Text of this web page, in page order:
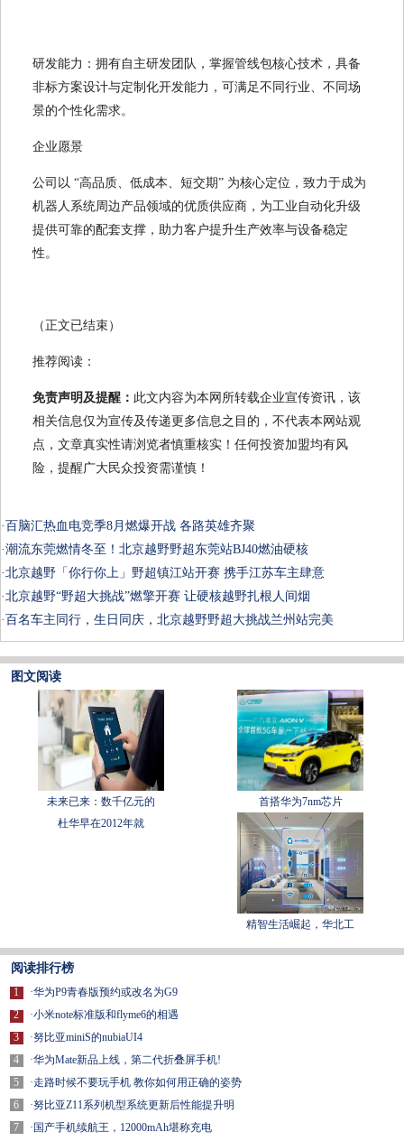
研发能力：拥有自主研发团队，掌握管线包核心技术，具备
非标方案设计与定制化开发能力，可满足不同行业、不同场
景的个性化需求。
企业愿景
公司以 “高品质、低成本、短交期” 为核心定位，致力于成为
机器人系统周边产品领域的优质供应商，为工业自动化升级
提供可靠的配套支撑，助力客户提升生产效率与设备稳定
性。
（正文已结束）
推荐阅读：
免责声明及提醒： 此文内容为本网所转载企业宣传资讯，该
相关信息仅为宣传及传递更多信息之目的，不代表本网站观
点，文章真实性请浏览者慎重核实！任何投资加盟均有风
险，提醒广大民众投资需谨慎！
·百脑汇热血电竞季8月燃爆开战 各路英雄齐聚
·潮流东莞燃情冬至！北京越野野超东莞站BJ40燃油硬核
·北京越野「你行你上」野超镇江站开赛 携手江苏车主肆意
·北京越野“野超大挑战”燃擎开赛 让硬核越野扎根人间烟
·百名车主同行，生日同庆，北京越野野超大挑战兰州站完美
图文阅读
未来已来：数千亿元的
首搭华为7nm芯片
杜华早在2012年就
精智生活崛起，华北工
阅读排行榜
1
2
3
4
5
6
7
·华为P9青春版预约或改名为G9
·小米note标准版和flyme6的相遇
·努比亚miniS的nubiaUI4
·华为Mate新品上线，第二代折叠屏手机!
·走路时候不要玩手机 教你如何用正确的姿势
·努比亚Z11系列机型系统更新后性能提升明
· 国产手机续航王，12000mAh堪称充电